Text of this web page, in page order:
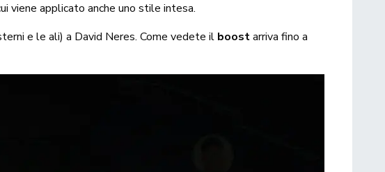
viene applicato anche uno stile intesa.
e le ali) a David Neres. Come vedete il boostarriva fino a